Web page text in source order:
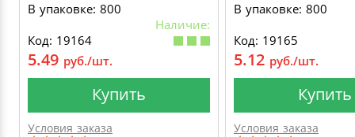
В упаковке: 800
Наличие:
Код: 19164
5.49 руб./шт.
Купить
Условия заказа
В упаковке: 800
Код: 19165
5.12 руб./шт.
Купить
Условия заказа